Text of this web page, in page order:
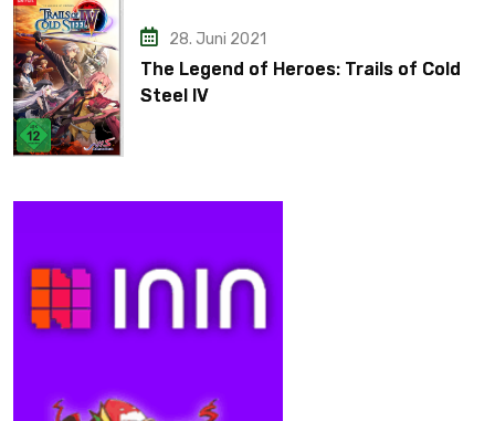
28. Juni 2021
The Legend of Heroes: Trails of Cold
Steel IV